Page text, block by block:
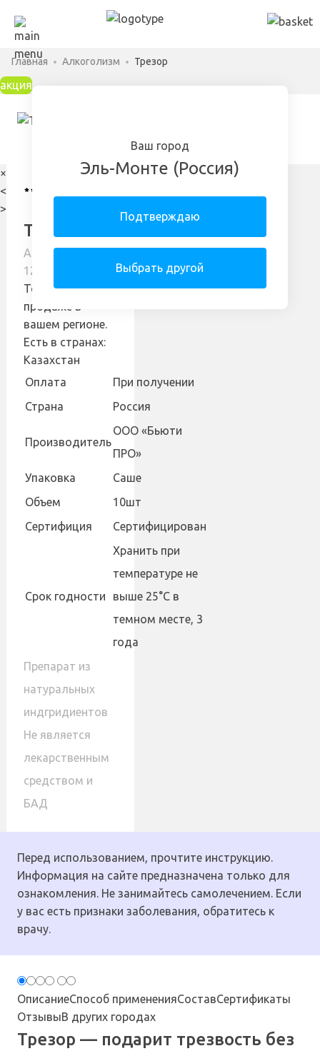
Ваш город
Эль-Монте (Россия)
Подтверждаю
Выбрать другой
Главная Алкоголизм Трезор
акция
×
<
>
Трезор
Арт: 30277320-
12-8548-k
Товара нет в
продаже в
вашем регионе.
Есть в странах:
Казахстан
Оплата
При получении
Страна
Россия
Производитель
ООО «Бьюти
ПРО»
Упаковка
Саше
Объем
10шт
Сертифиция
Сертифицирован
Cрок годности
Хранить при
температуре не
выше 25°С в
темном месте, 3
года
Препарат из
натуральных
индгридиентов
Не является
лекарственным
средством и
БАД
Перед использованием, прочтите инструкцию.
Информация на сайте предназначена только для
ознакомления. Не занимайтесь самолечением. Если
у вас есть признаки заболевания, обратитесь к
врачу.
ОписаниеСпособ примененияСоставСертификаты
ОтзывыВ других городах
Трезор — подарит трезвость без